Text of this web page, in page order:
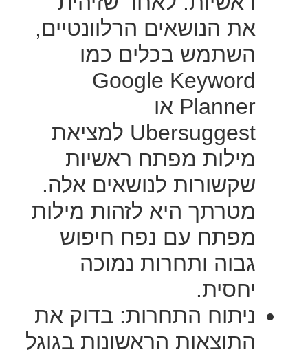
את הנושאים הרלוונטיים,
השתמש בכלים כמו
Google Keyword
Planner או
Ubersuggest למציאת
מילות מפתח ראשיות
שקשורות לנושאים אלה.
מטרתך היא לזהות מילות
מפתח עם נפח חיפוש
גבוה ותחרות נמוכה
יחסית.
ניתוח התחרות: בדוק את
התוצאות הראשונות בגוגל